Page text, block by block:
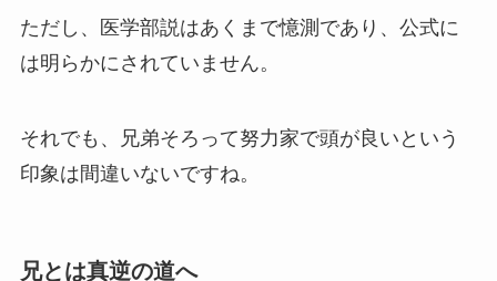
ただし、医学部説はあくまで憶測であり、公式に
は明らかにされていません。
それでも、兄弟そろって努力家で頭が良いという
印象は間違いないですね。
兄とは真逆の道へ